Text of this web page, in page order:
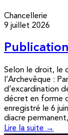
Chancellerie
9 juillet 2026
Selon le droit, le
l’Archevêque :
d’excardination
décret en forme
enregistré le 6
diacre
Lire la suite →